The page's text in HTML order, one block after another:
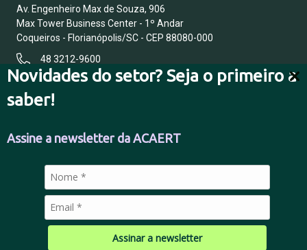
Novidades do setor? Seja o primeiro a
saber!
Assine a newsletter da ACAERT
Assinar a newsletter
Av. Engenheiro Max de Souza, 906
Max Tower Business Center - 1º Andar
Coqueiros - Florianópolis/SC - CEP 88080-000
48 3212-9600
FALE CONOSCO
POLÍTICA DE PRIVACIDADE
© 2026 Todos os direitos reservados.